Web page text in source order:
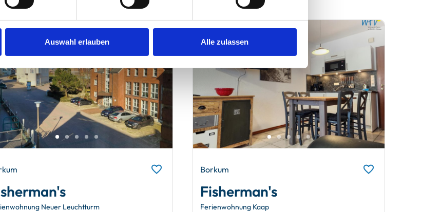
Auswahl erlauben Alle zulassen
Neuer Leuchtturm
Borkum
Fisherman's
Ferienwohnung Kaap